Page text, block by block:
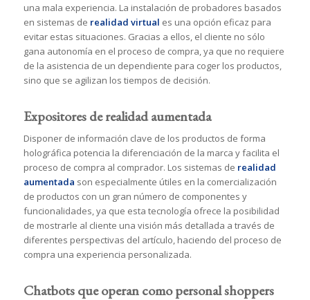
una mala experiencia. La instalación de probadores basados
en sistemas de realidad virtual es una opción eficaz para
evitar estas situaciones. Gracias a ellos, el cliente no sólo
gana autonomía en el proceso de compra, ya que no requiere
de la asistencia de un dependiente para coger los productos,
sino que se agilizan los tiempos de decisión.
Expositores de realidad aumentada
Disponer de información clave de los productos de forma
holográfica potencia la diferenciación de la marca y facilita el
proceso de compra al comprador. Los sistemas de realidad
aumentada son especialmente útiles en la comercialización
de productos con un gran número de componentes y
funcionalidades, ya que esta tecnología ofrece la posibilidad
de mostrarle al cliente una visión más detallada a través de
diferentes perspectivas del artículo, haciendo del proceso de
compra una experiencia personalizada.
Chatbots que operan como personal shoppers